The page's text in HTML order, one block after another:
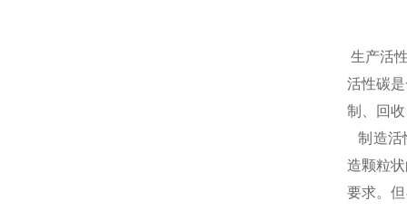
生产活
活性碳
制、回
制造活
造颗粒
要求。